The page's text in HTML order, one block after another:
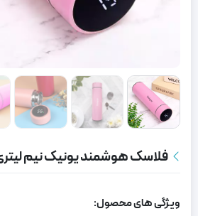
فلاسک هوشمند یونیک نیم
ویژگی های محصول: